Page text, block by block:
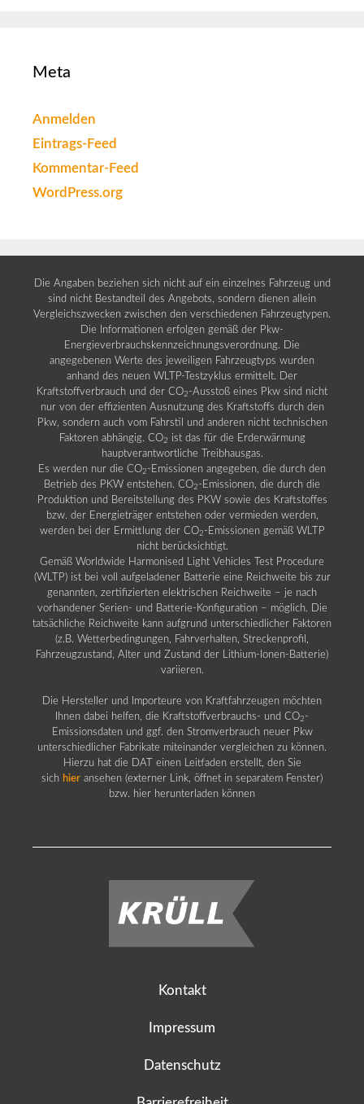
Meta
Anmelden
Eintrags-Feed
Kommentar-Feed
WordPress.org
Die Angaben beziehen sich nicht auf ein einzelnes Fahrzeug und
sind nicht Bestandteil des Angebots, sondern dienen allein
Vergleichszwecken zwischen den verschiedenen Fahrzeugtypen.
Die Informationen erfolgen gemäß der Pkw-
Energieverbrauchskennzeichnungsverordnung. Die
angegebenen Werte des jeweiligen Fahrzeugtyps wurden
anhand des neuen WLTP-Testzyklus ermittelt. Der
Kraftstoffverbrauch und der CO2 -Ausstoß eines Pkw sind nicht
nur von der effizienten Ausnutzung des Kraftstoffs durch den
Pkw, sondern auch vom Fahrstil und anderen nicht technischen
Faktoren abhängig. CO2 ist das für die Erderwärmung
hauptverantwortliche Treibhausgas.
Es werden nur die CO2 -Emissionen angegeben, die durch den
Betrieb des PKW entstehen. CO2 -Emissionen, die durch die
Produktion und Bereitstellung des PKW sowie des Kraftstoffes
bzw. der Energieträger entstehen oder vermieden werden,
werden bei der Ermittlung der CO2 -Emissionen gemäß WLTP
nicht berücksichtigt.
Gemäß Worldwide Harmonised Light Vehicles Test Procedure
(WLTP) ist bei voll aufgeladener Batterie eine Reichweite bis zur
genannten, zertifizierten elektrischen Reichweite – je nach
vorhandener Serien- und Batterie-Konfiguration – möglich. Die
tatsächliche Reichweite kann aufgrund unterschiedlicher Faktoren
(z.B. Wetterbedingungen, Fahrverhalten, Streckenprofil,
Fahrzeugzustand, Alter und Zustand der Lithium-Ionen-Batterie)
variieren.
Die Hersteller und Importeure von Kraftfahrzeugen möchten
Ihnen dabei helfen, die Kraftstoffverbrauchs- und CO2 -
Emissionsdaten und ggf. den Stromverbrauch neuer Pkw
unterschiedlicher Fabrikate miteinander vergleichen zu können.
Hierzu hat die DAT einen Leitfaden erstellt, den Sie
sich hier ansehen (externer Link, öffnet in separatem Fenster)
bzw. hier herunterladen können
Kontakt
Impressum
Datenschutz